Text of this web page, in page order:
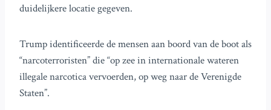
duidelijkere locatie gegeven.
Trump identificeerde de mensen aan boord van de boot als
“narcoterroristen” die “op zee in internationale wateren
illegale narcotica vervoerden, op weg naar de Verenigde
Staten”.